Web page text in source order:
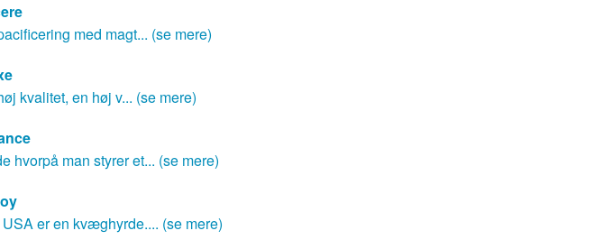
med magt... (se mere)
kvalitet, en høj v... (se mere)
hvorpå man styrer et... (se mere)
er en kvæghyrde.... (se mere)